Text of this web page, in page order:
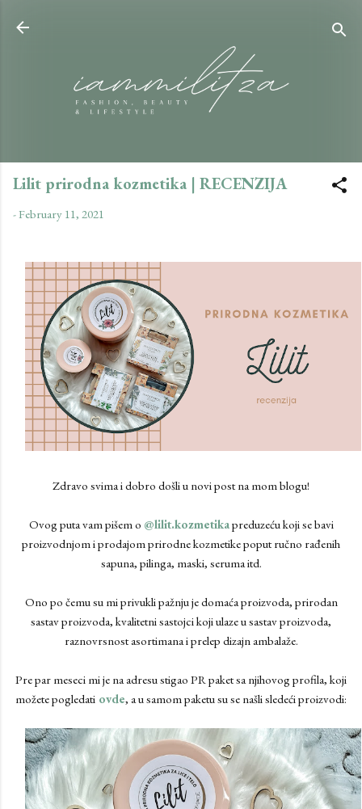
Lilit prirodna kozmetika | RECENZIJA
-February 11, 2021
Zdravo svima i dobro došli u novi post na mom blogu!
Ovog puta vam pišem o @lilit.kozmetikapreduzeću koji se bavi
proizvodnjom i prodajom prirodne kozmetike poput ručno rađenih
sapuna, pilinga, maski, seruma itd.
Ono po čemu su mi privukli pažnju je domaća proizvoda, prirodan
sastav proizvoda, kvalitetni sastojci koji ulaze u sastav proizvoda,
raznovrsnost asortimana i prelep dizajn ambalaže.
Pre par meseci mi je na adresu stigao PR paket sa njihovog profila, koji
možete pogledati ovde, a u samom paketu su se našli sledeći proizvodi: